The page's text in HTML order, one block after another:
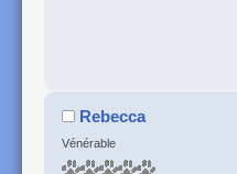
Rebecca
Vénérable